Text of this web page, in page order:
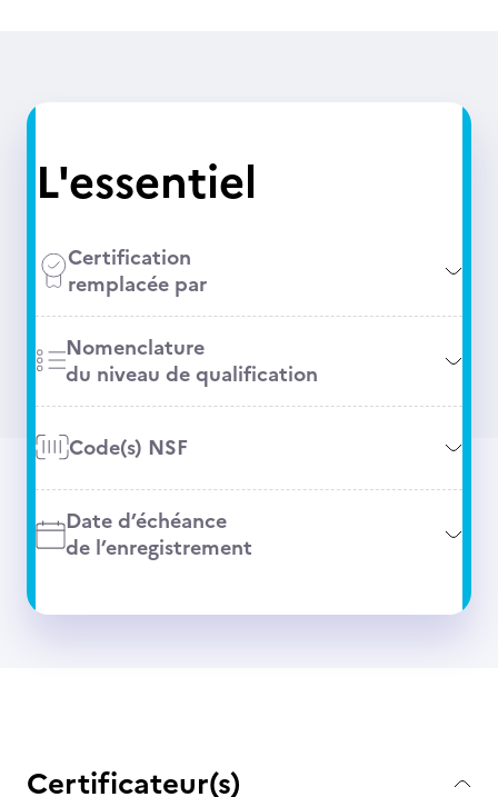
L'essentiel
Certification
remplacée par
Nomenclature
du niveau de qualification
Code(s) NSF
Date d’échéance
de l’enregistrement
Certificateur(s)